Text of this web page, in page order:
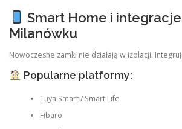
Smart Home i
Milanówku
Nowoczesne zamki nie działają w izolacji.
Popularne platformy:
Tuya Smart / Smart Life
Fibaro